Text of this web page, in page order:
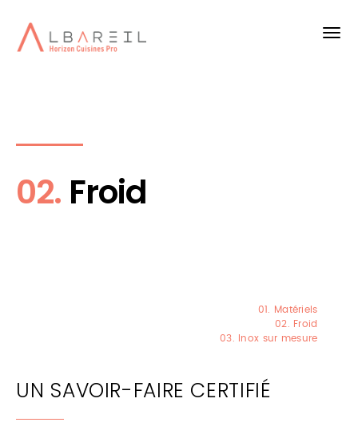
02. Froid
01. Matériels
02. Froid
03. Inox sur mesure
UN SAVOIR-FAIRE CERTIFIÉ